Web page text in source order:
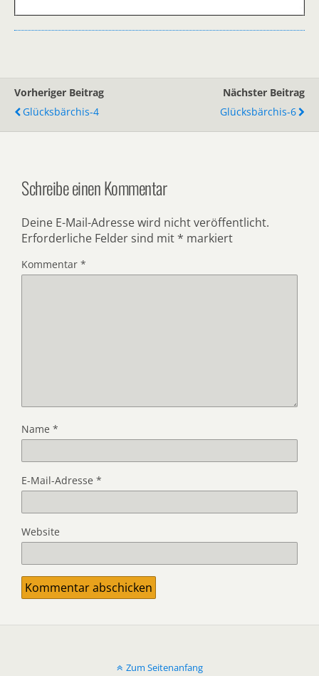
Vorheriger Beitrag
Glücksbärchis-4
Nächster Beitrag
Glücksbärchis-6
Schreibe einen Kommentar
Deine E-Mail-Adresse wird nicht veröffentlicht.
Erforderliche Felder sind mit * markiert
Kommentar *
Name *
E-Mail-Adresse *
Website
Zum Seitenanfang